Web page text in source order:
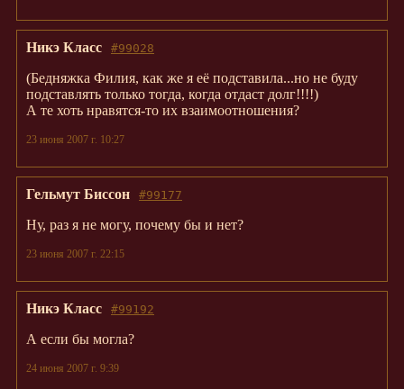
#99028
Никэ Класс
(Бедняжка Филия, как же я её подставила...но не буду
подставлять только тогда, когда отдаст долг!!!!)
А те хоть нравятся-то их взаимоотношения?
23 июня 2007 г. 10:27
#99177
Гельмут Биссон
Ну, раз я не могу, почему бы и нет?
23 июня 2007 г. 22:15
#99192
Никэ Класс
А если бы могла?
24 июня 2007 г. 9:39